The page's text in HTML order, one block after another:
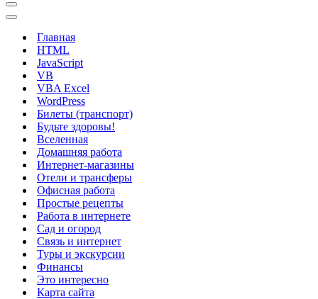
Меню
навигации
Меню
навигацииГлавная
HTML
JavaScript
VB
VBA Excel
WordPress
Билеты (транспорт)
Будьте здоровы!
Вселенная
Домашняя работа
Интернет-магазины
Отели и трансферы
Офисная работа
Простые рецепты
Работа в интернете
Сад и огород
Связь и интернет
Туры и экскурсии
Финансы
Это интересно
Карта сайта